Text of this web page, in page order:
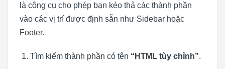
là công cụ cho phép bạn kéo thả các thành phần
vào các vị trí được định sẵn như Sidebar hoặc
Footer.
Tìm kiếm thành phần có tên “HTML tùy chỉnh”.